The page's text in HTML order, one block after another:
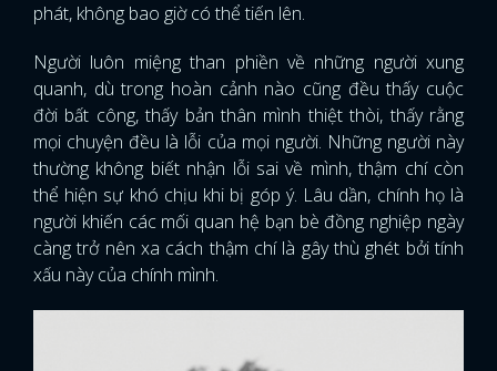
phát, không bao giờ có thể tiến lên.
Người luôn miệng than phiền về những người xung
quanh, dù trong hoàn cảnh nào cũng đều thấy cuộc
đời bất công, thấy bản thân mình thiệt thòi, thấy rằng
mọi chuyện đều là lỗi của mọi người. Những người này
thường không biết nhận lỗi sai về mình, thậm chí còn
thể hiện sự khó chịu khi bị góp ý. Lâu dần, chính họ là
người khiến các mối quan hệ bạn bè đồng nghiệp ngày
càng trở nên xa cách thậm chí là gây thù ghét bởi tính
xấu này của chính mình.